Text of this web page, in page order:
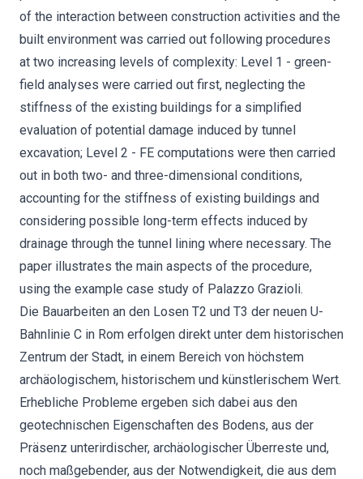
of the interaction between construction activities and the
built environment was carried out following procedures
at two increasing levels of complexity: Level 1 - green-
field analyses were carried out first, neglecting the
stiffness of the existing buildings for a simplified
evaluation of potential damage induced by tunnel
excavation; Level 2 - FE computations were then carried
out in both two- and three-dimensional conditions,
accounting for the stiffness of existing buildings and
considering possible long-term effects induced by
drainage through the tunnel lining where necessary. The
paper illustrates the main aspects of the procedure,
using the example case study of Palazzo Grazioli.
Die Bauarbeiten an den Losen T2 und T3 der neuen U-
Bahnlinie C in Rom erfolgen direkt unter dem historischen
Zentrum der Stadt, in einem Bereich von höchstem
archäologischem, historischem und künstlerischem Wert.
Erhebliche Probleme ergeben sich dabei aus den
geotechnischen Eigenschaften des Bodens, aus der
Präsenz unterirdischer, archäologischer Überreste und,
noch maßgebender, aus der Notwendigkeit, die aus dem